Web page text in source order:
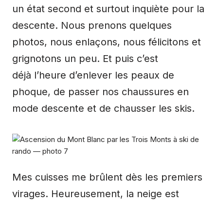
un état second et surtout inquiète pour la
descente. Nous prenons quelques
photos, nous enlaçons, nous félicitons et
grignotons un peu. Et puis c’est
déjà l’heure d’enlever les peaux de
phoque, de passer nos chaussures en
mode descente et de chausser les skis.
Mes cuisses me brûlent dès les premiers
virages. Heureusement, la neige est